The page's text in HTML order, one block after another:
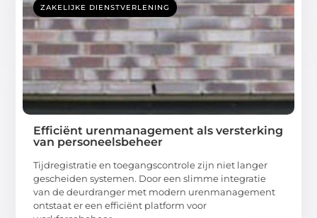
Efficiënt urenmanagement als versterking
van personeelsbeheer
gescheiden systemen. Door een slimme integratie
van de deurdranger met modern urenmanagement
ontstaat er een efficiënt platform voor
workforcebeheer. ...